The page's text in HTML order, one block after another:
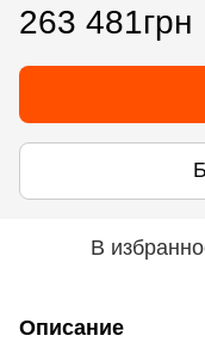
263 481грн
В
Описание